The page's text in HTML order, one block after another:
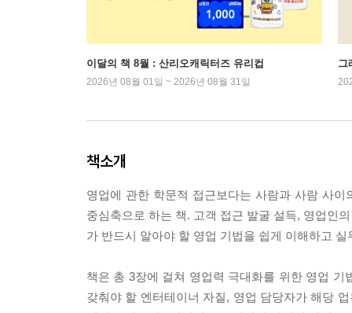
이달의 책 8월 : 산리오캐릭터즈 유리컵
2026년 08월 01일 ~ 2026년 08월 31일
그
책소개
영업에 관한 학문적 접근보다는 사람과 사람 사이
중심축으로 하는 책. 고객 접근 발굴 설득, 영업인
가 반드시 알아야 할 영업 기법을 쉽게 이해하고
책은 총 3장에 걸쳐 영업력 극대화를 위한 영업
갖춰야 할 엔터테이너 자질, 영업 담당자가 해당